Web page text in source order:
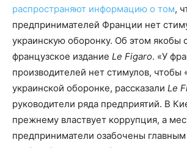
распространяют информацию о том,
предпринимателей Франции нет
украинскую оборонку. Об этом якобы
французское издание Le Figaro. «У
производителей нет стимулов, чтобы
украинской оборонке, рассказали Le
руководители ряда предприятий. В
прежнему властвует коррупция, а
предприниматели озабочены